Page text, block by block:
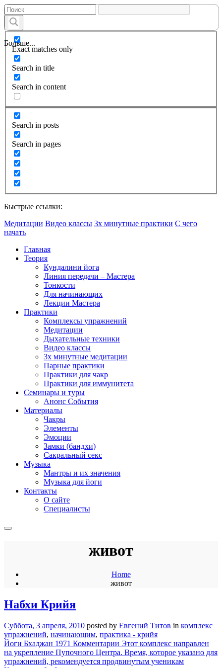
Больше...
Exact matches only
Search in title
Search in content
Search in posts
Search in pages
Быстрые ссылки:
Медитации Видео классы 3х минутные практики С чего
начать
Главная
Теория
Кундалини йога
Линия передачи – Мастера
Тонкости
Для начинающих
Лекции Мастера
Практики
Комплексы упражнений
Медитации
Дыхательные техники
Видео классы
3х минутные медитации
Парные практики
Практики для чакр
Практики для иммунитета
Семинары и туры
Анонс События
Материалы
Чакры
Элементы
Эмоции
Замки (бандхи)
Сакральный секс
Музыка
Мантры и их значения
Музыка для йоги
Контакты
О сайте
Специалисты
живот
Home
живот
Набхи Крийя
Суббота, 3 апреля, 2010 posted by Евгений Титов in комплекс
упражнений, начинающим, практика - крийя
Йоги Бхаджан 1971 Комментарии Этот комплекс направлен
на укрепление Пупочного Центра. Время, которое указано для
упражнений, рекомендуется продвинутым ученикам